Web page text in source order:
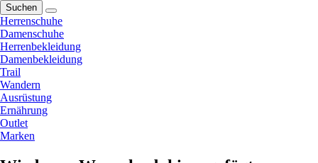
Suchen
Herrenschuhe
Damenschuhe
Herrenbekleidung
Damenbekleidung
Trail
Wandern
Ausrüstung
Ernährung
Outlet
Marken